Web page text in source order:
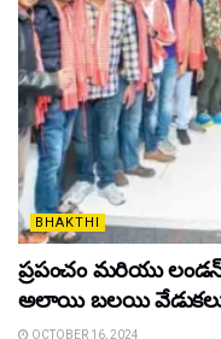
BHAKTHI
ప్రపంచం మరియు
అలాయి బలయి
OCTOBER 16, 2024